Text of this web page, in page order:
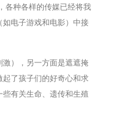
各种各样的传媒已经将我
电子游戏和电影）中接
），另一方面是遮遮掩
了孩子们的好奇心和求
有关生命、遗传和生殖